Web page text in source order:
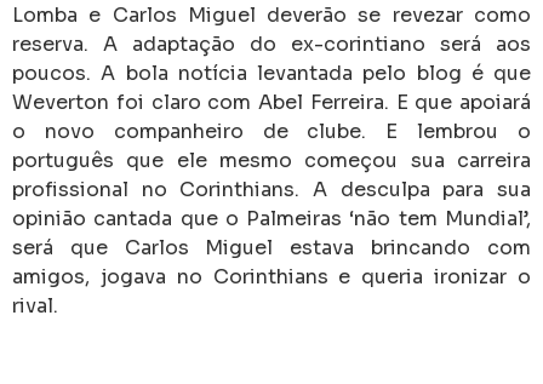
Lomba e Carlos Miguel deverão se revezar como
reserva. A adaptação do ex-corintiano será aos
poucos.A bola notícia levantada pelo blog é que
Weverton foi claro com Abel Ferreira. E que apoiará
o novo companheiro de clube. E lembrou o
português que ele mesmo começou sua carreira
profissional no Corinthians. A desculpa para sua
opinião cantada que o Palmeiras ‘não tem Mundial’,
será que Carlos Miguel estava brincando com
amigos, jogava no Corinthians e queria ironizar o
rival.